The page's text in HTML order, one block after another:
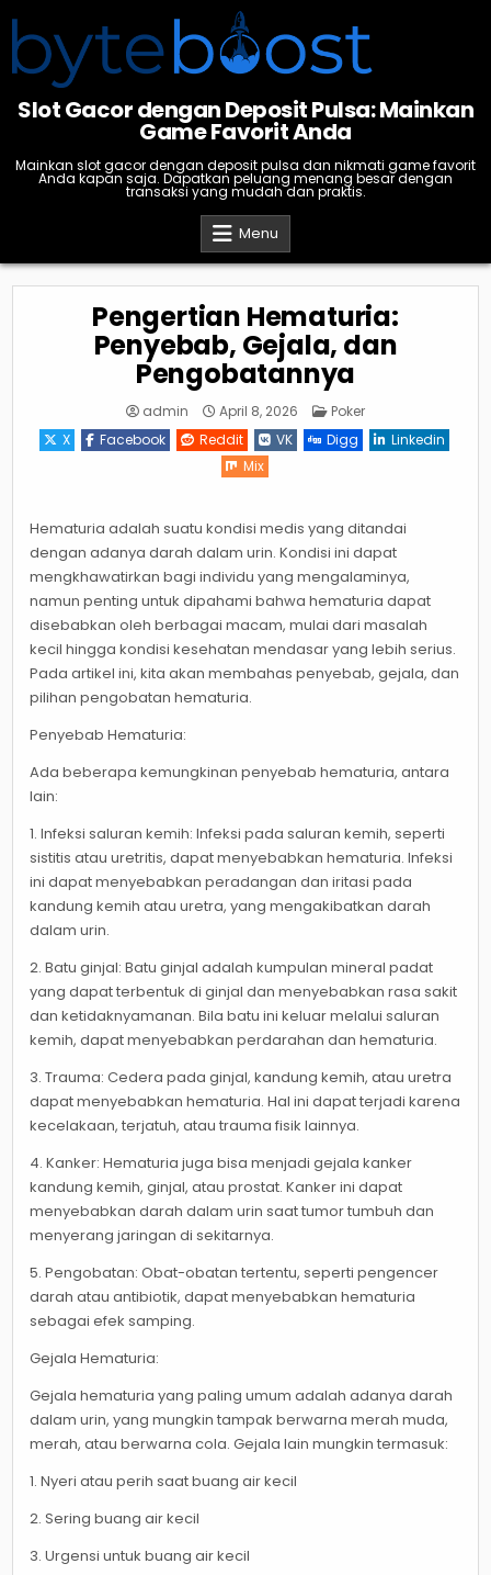
content
Slot Gacor dengan Deposit Pulsa: Mainkan
Game Favorit Anda
Mainkan slot gacor dengan deposit pulsa dan nikmati game favorit
Anda kapan saja. Dapatkan peluang menang besar dengan
transaksi yang mudah dan praktis.
Menu
Pengertian Hematuria:
Penyebab, Gejala, dan
Pengobatannya
admin April 8, 2026 Posted
Poker
X
Facebook Reddit VK Digg
Linkedin
Mix
Hematuria adalah suatu kondisi medis yang ditandai
dengan adanya darah dalam urin. Kondisi ini dapat
mengkhawatirkan bagi individu yang mengalaminya,
namun penting untuk dipahami bahwa hematuria dapat
disebabkan oleh berbagai macam, mulai dari masalah
kecil hingga kondisi kesehatan mendasar yang lebih serius.
Pada artikel ini, kita akan membahas penyebab, gejala, dan
pilihan pengobatan hematuria.
Penyebab Hematuria:
Ada beberapa kemungkinan penyebab hematuria, antara
lain:
1. Infeksi saluran kemih: Infeksi pada saluran kemih, seperti
sistitis atau uretritis, dapat menyebabkan hematuria. Infeksi
ini dapat menyebabkan peradangan dan iritasi pada
kandung kemih atau uretra, yang mengakibatkan darah
dalam urin.
2. Batu ginjal: Batu ginjal adalah kumpulan mineral padat
yang dapat terbentuk di ginjal dan menyebabkan rasa sakit
dan ketidaknyamanan. Bila batu ini keluar melalui saluran
kemih, dapat menyebabkan perdarahan dan hematuria.
3. Trauma: Cedera pada ginjal, kandung kemih, atau uretra
dapat menyebabkan hematuria. Hal ini dapat terjadi karena
kecelakaan, terjatuh, atau trauma fisik lainnya.
4. Kanker: Hematuria juga bisa menjadi gejala kanker
kandung kemih, ginjal, atau prostat. Kanker ini dapat
menyebabkan darah dalam urin saat tumor tumbuh dan
menyerang jaringan di sekitarnya.
5. Pengobatan: Obat-obatan tertentu, seperti pengencer
darah atau antibiotik, dapat menyebabkan hematuria
sebagai efek samping.
Gejala Hematuria:
Gejala hematuria yang paling umum adalah adanya darah
dalam urin, yang mungkin tampak berwarna merah muda,
merah, atau berwarna cola. Gejala lain mungkin termasuk:
1. Nyeri atau perih saat buang air kecil
2. Sering buang air kecil
3. Urgensi untuk buang air kecil